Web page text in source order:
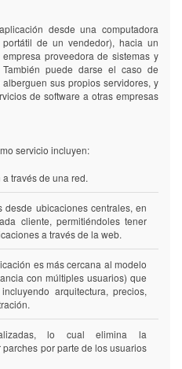
desde una computadora
de un vendedor), hacia un
proveedora de sistemas y
puede darse el caso de
sus propios servidores, y
de software a otras empresas
servicio incluyen:
través de una red.
desde ubicaciones centrales, en
cliente, permitiéndoles tener
a través de la web.
es más cercana al modelo
con múltiples usuarios) que
arquitectura, precios,
lo cual elimina la
por parte de los usuarios